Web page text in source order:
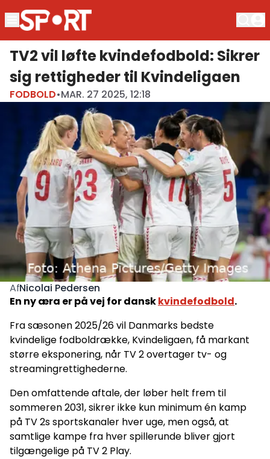
TV2 vil løfte kvindefodbold: Sikrer
sig rettigheder til Kvindeligaen
FODBOLD•MAR. 27 2025, 12:18
AfNicolai Pedersen
En ny æra er på vej for danskkvindefodbold.
Fra sæsonen 2025/26 vil Danmarks bedste
kvindelige fodboldrække, Kvindeligaen, få markant
større eksponering, når TV 2 overtager tv- og
streamingrettighederne.
Den omfattende aftale, der løber helt frem til
sommeren 2031, sikrer ikke kun minimum én kamp
på TV 2s sportskanaler hver uge, men også, at
samtlige kampe fra hver spillerunde bliver gjort
tilgængelige på TV 2 Play.